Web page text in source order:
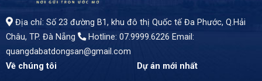
Địa chỉ: Số 23 đường B1, khu đô thị Quốc tế Đa Phước, Q.Hải
Châu, TP. Đà Nẵng
Hotline: 07.9999.6226 Email:
quangdabatdongsan@gmail.com
Về chúng tôi
Dự án mới nhất